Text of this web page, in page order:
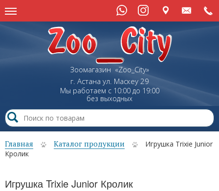
Зоомагазин «Zoo_City»
г. Астана ул. Маскеу29
Мы работаем с 10:00 до 19:00
без выходных
Главная Каталог продукции
Игрушка Trixie Junior
Кролик
Игрушка Trixie Junior Кролик